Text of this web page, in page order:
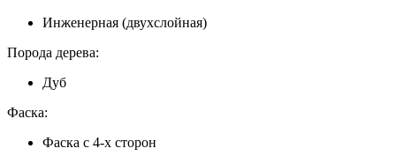
Инженерная (двухслойная)
Порода дерева:
Дуб
Фаска:
Фаска с 4-х сторон